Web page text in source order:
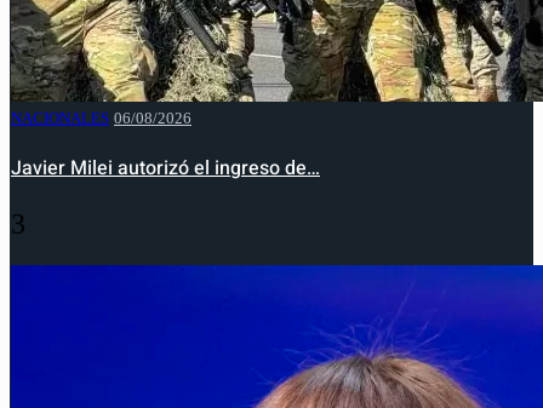
NACIONALES 06/08/2026
Javier Milei autorizó el ingreso de…
3